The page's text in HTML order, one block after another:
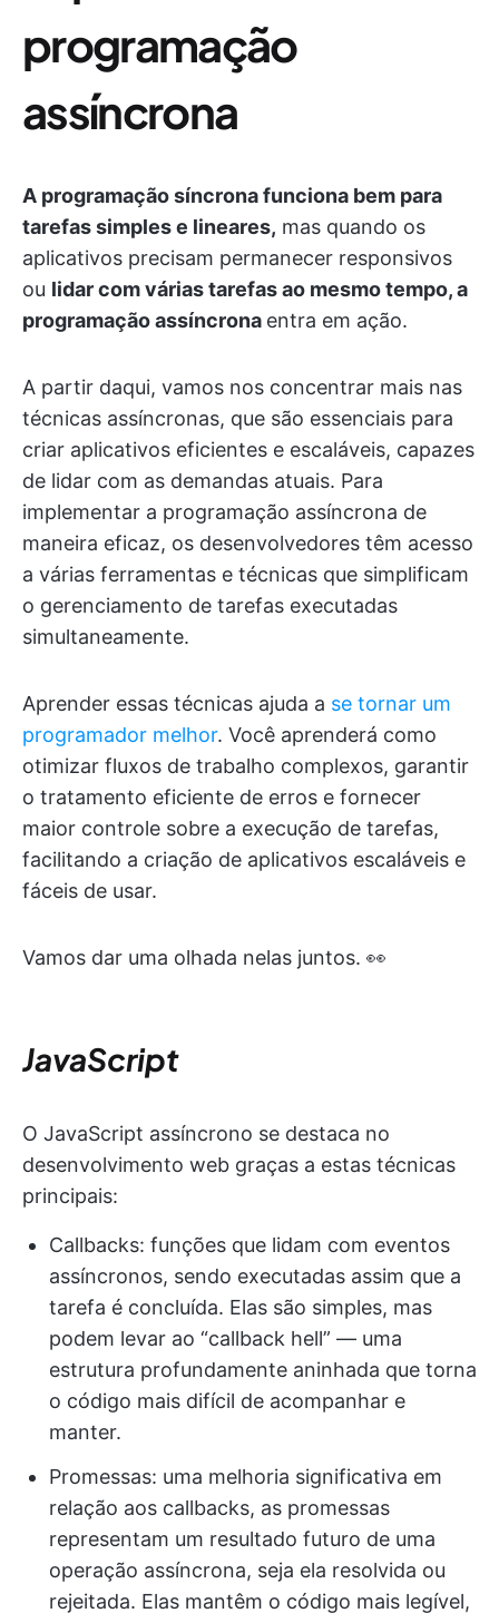
programação
assíncrona
A programação síncrona funciona bem para
tarefas simples e lineares, mas quando os
aplicativos precisam permanecer responsivos
ou lidar com várias tarefas ao mesmo tempo, a
programação assíncrona entra em ação.
A partir daqui, vamos nos concentrar mais nas
técnicas assíncronas, que são essenciais para
criar aplicativos eficientes e escaláveis, capazes
de lidar com as demandas atuais. Para
implementar a programação assíncrona de
maneira eficaz, os desenvolvedores têm acesso
a várias ferramentas e técnicas que simplificam
o gerenciamento de tarefas executadas
simultaneamente.
Aprender essas técnicas ajuda a se tornar um
programador melhor. Você aprenderá como
otimizar fluxos de trabalho complexos, garantir
o tratamento eficiente de erros e fornecer
maior controle sobre a execução de tarefas,
facilitando a criação de aplicativos escaláveis e
fáceis de usar.
Vamos dar uma olhada nelas juntos. 👀
JavaScript
O JavaScript assíncrono se destaca no
desenvolvimento web graças a estas técnicas
principais:
Callbacks: funções que lidam com eventos
assíncronos, sendo executadas assim que a
tarefa é concluída. Elas são simples, mas
podem levar ao “callback hell” — uma
estrutura profundamente aninhada que torna
o código mais difícil de acompanhar e
manter.
Promessas: uma melhoria significativa em
relação aos callbacks, as promessas
representam um resultado futuro de uma
operação assíncrona, seja ela resolvida ou
rejeitada. Elas mantêm o código mais legível,